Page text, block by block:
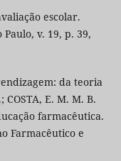
escolar.
v. 19, p. 39,
da teoria
COSTA, E. M. M. B.
farmacêutica.
Farmacêutico e